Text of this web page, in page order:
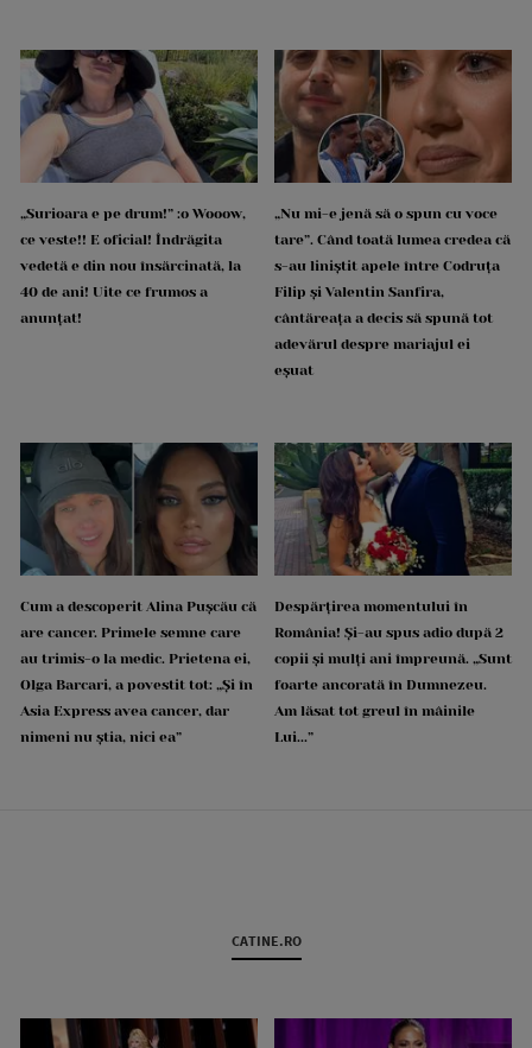
„Surioara e pe drum!” :o Wooow,
ce veste!! E oficial! Îndrăgita
vedetă e din nou însărcinată, la
40 de ani! Uite ce frumos a
anunțat!
„Nu mi-e jenă să o spun cu voce
tare”. Când toată lumea credea că
s-au liniștit apele între Codruța
Filip și Valentin Sanfira,
cântăreața a decis să spună tot
adevărul despre mariajul ei
eșuat
Cum a descoperit Alina Pușcău că
are cancer. Primele semne care
au trimis-o la medic. Prietena ei,
Olga Barcari, a povestit tot: „Și în
Asia Express avea cancer, dar
nimeni nu știa, nici ea”
Despărțirea momentului în
România! Și-au spus adio după 2
copii și mulți ani împreună. „Sunt
foarte ancorată în Dumnezeu.
Am lăsat tot greul în mâinile
Lui...”
CATINE.RO